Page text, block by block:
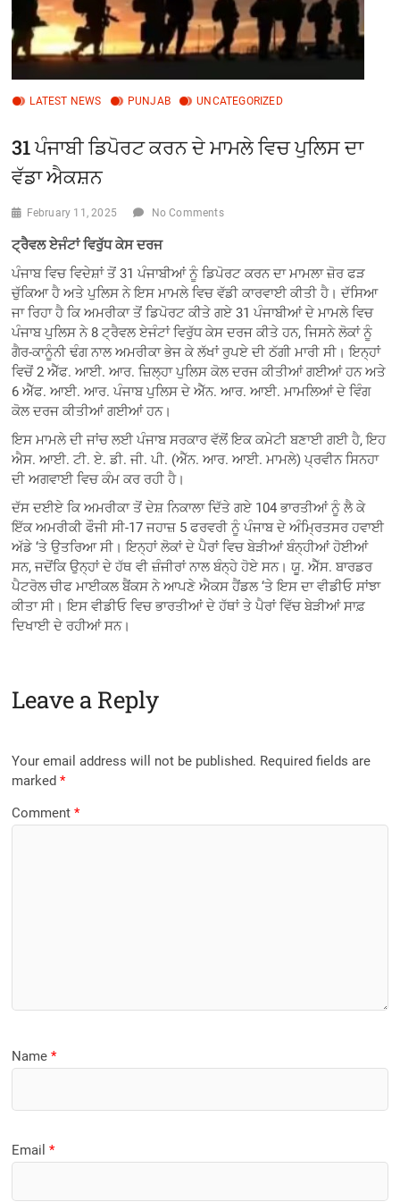
LATEST NEWS PUNJAB UNCATEGORIZED
31 ਪੰਜਾਬੀ ਡਿਪੋਰਟ ਕਰਨ ਦੇ ਮਾਮਲੇ ਵਿਚ ਪੁਲਿਸ ਦਾ
ਵੱਡਾ ਐਕਸ਼ਨ
February 11, 2025 No Comments
ਟ੍ਰੈਵਲ ਏਜੰਟਾਂ ਵਿਰੁੱਧ ਕੇਸ ਦਰਜ
ਪੰਜਾਬ ਵਿਚ ਵਿਦੇਸ਼ਾਂ ਤੋਂ 31 ਪੰਜਾਬੀਆਂ ਨੂੰ ਡਿਪੋਰਟ ਕਰਨ ਦਾ ਮਾਮਲਾ ਜ਼ੋਰ ਫੜ
ਚੁੱਕਿਆ ਹੈ ਅਤੇ ਪੁਲਿਸ ਨੇ ਇਸ ਮਾਮਲੇ ਵਿਚ ਵੱਡੀ ਕਾਰਵਾਈ ਕੀਤੀ ਹੈ। ਦੱਸਿਆ
ਜਾ ਰਿਹਾ ਹੈ ਕਿ ਅਮਰੀਕਾ ਤੋਂ ਡਿਪੋਰਟ ਕੀਤੇ ਗਏ 31 ਪੰਜਾਬੀਆਂ ਦੇ ਮਾਮਲੇ ਵਿਚ
ਪੰਜਾਬ ਪੁਲਿਸ ਨੇ 8 ਟ੍ਰੈਵਲ ਏਜੰਟਾਂ ਵਿਰੁੱਧ ਕੇਸ ਦਰਜ ਕੀਤੇ ਹਨ, ਜਿਸਨੇ ਲੋਕਾਂ ਨੂੰ
ਗੈਰ-ਕਾਨੂੰਨੀ ਢੰਗ ਨਾਲ ਅਮਰੀਕਾ ਭੇਜ ਕੇ ਲੱਖਾਂ ਰੁਪਏ ਦੀ ਠੱਗੀ ਮਾਰੀ ਸੀ। ਇਨ੍ਹਾਂ
ਵਿਚੋਂ 2 ਐੱਫ. ਆਈ. ਆਰ. ਜ਼ਿਲ੍ਹਾ ਪੁਲਿਸ ਕੋਲ ਦਰਜ ਕੀਤੀਆਂ ਗਈਆਂ ਹਨ ਅਤੇ
6 ਐੱਫ. ਆਈ. ਆਰ. ਪੰਜਾਬ ਪੁਲਿਸ ਦੇ ਐੱਨ. ਆਰ. ਆਈ. ਮਾਮਲਿਆਂ ਦੇ ਵਿੰਗ
ਕੋਲ ਦਰਜ ਕੀਤੀਆਂ ਗਈਆਂ ਹਨ।
ਇਸ ਮਾਮਲੇ ਦੀ ਜਾਂਚ ਲਈ ਪੰਜਾਬ ਸਰਕਾਰ ਵੱਲੋਂ ਇਕ ਕਮੇਟੀ ਬਣਾਈ ਗਈ ਹੈ, ਇਹ
ਐਸ. ਆਈ. ਟੀ. ਏ. ਡੀ. ਜੀ. ਪੀ. (ਐੱਨ. ਆਰ. ਆਈ. ਮਾਮਲੇ) ਪ੍ਰਵੀਨ ਸਿਨਹਾ
ਦੀ ਅਗਵਾਈ ਵਿਚ ਕੰਮ ਕਰ ਰਹੀ ਹੈ।
ਦੱਸ ਦਈਏ ਕਿ ਅਮਰੀਕਾ ਤੋਂ ਦੇਸ਼ ਨਿਕਾਲਾ ਦਿੱਤੇ ਗਏ 104 ਭਾਰਤੀਆਂ ਨੂੰ ਲੈ ਕੇ
ਇੱਕ ਅਮਰੀਕੀ ਫੌਜੀ ਸੀ-17 ਜਹਾਜ਼ 5 ਫਰਵਰੀ ਨੂੰ ਪੰਜਾਬ ਦੇ ਅੰਮ੍ਰਿਤਸਰ ਹਵਾਈ
ਅੱਡੇ ‘ਤੇ ਉਤਰਿਆ ਸੀ। ਇਨ੍ਹਾਂ ਲੋਕਾਂ ਦੇ ਪੈਰਾਂ ਵਿਚ ਬੇੜੀਆਂ ਬੰਨ੍ਹੀਆਂ ਹੋਈਆਂ
ਸਨ, ਜਦੋਂਕਿ ਉਨ੍ਹਾਂ ਦੇ ਹੱਥ ਵੀ ਜ਼ੰਜੀਰਾਂ ਨਾਲ ਬੰਨ੍ਹੇ ਹੋਏ ਸਨ। ਯੂ. ਐੱਸ. ਬਾਰਡਰ
ਪੈਟਰੋਲ ਚੀਫ ਮਾਈਕਲ ਬੈਂਕਸ ਨੇ ਆਪਣੇ ਐਕਸ ਹੈਂਡਲ ‘ਤੇ ਇਸ ਦਾ ਵੀਡੀਓ ਸਾਂਝਾ
ਕੀਤਾ ਸੀ। ਇਸ ਵੀਡੀਓ ਵਿਚ ਭਾਰਤੀਆਂ ਦੇ ਹੱਥਾਂ ਤੇ ਪੈਰਾਂ ਵਿੱਚ ਬੇੜੀਆਂ ਸਾਫ਼
ਦਿਖਾਈ ਦੇ ਰਹੀਆਂ ਸਨ।
Leave a Reply
Your email address will not be published. Required fields are
marked*
Comment*
Name*
Email*